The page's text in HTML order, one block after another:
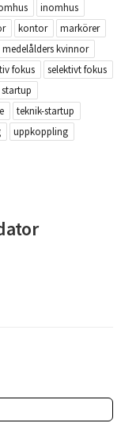
inomhus
kontor
markörer
medelålders kvinnor
fokus
selektivt fokus
startup
teknik-startup
uppkoppling